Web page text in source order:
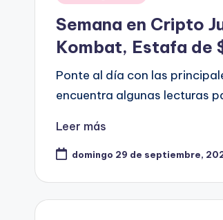
Semana en Cripto
Kombat, Estafa de
Ponte al día con las
encuentra algunas lecturas
Leer más
domingo 29 de septiembre,